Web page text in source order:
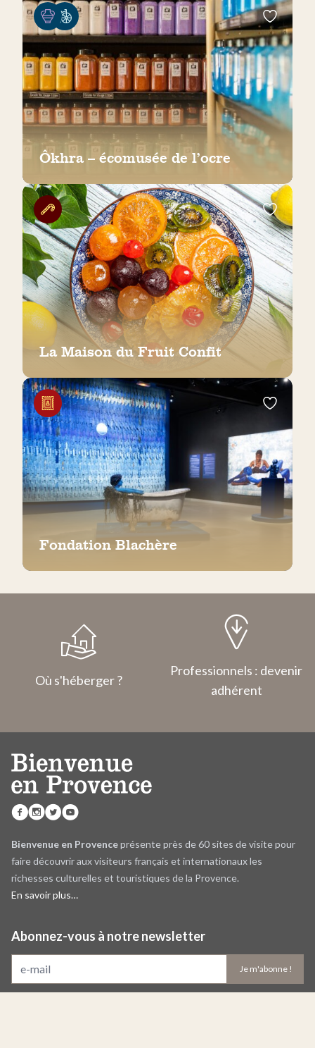
Ôkhra – écomusée de l’ocre
La Maison du Fruit Confit
Fondation Blachère
Où s'héberger ?
Professionnels : devenir
adhérent
Bienvenue en Provenceprésente près de 60 sites de visite pour
faire découvrir aux visiteurs français et internationaux les
richesses culturelles et touristiques de la Provence.
En savoir plus…
Abonnez-vous à notre newsletter